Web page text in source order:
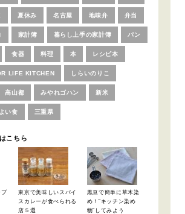
夏休み 名古屋 地味弁 弁当
家計簿 暮らし上手の家計簿 パン
食器 料理 本 レシピ本
LIFE KITCHEN しらいのりこ
高山都 みやれゴハン 新米
よい食 三重県
こちら
ブ
東京で美味しいスパイ
スカレーが食べられる
店５選
黒豆で簡単に草木染
め！“キッチン染め
物”してみよう